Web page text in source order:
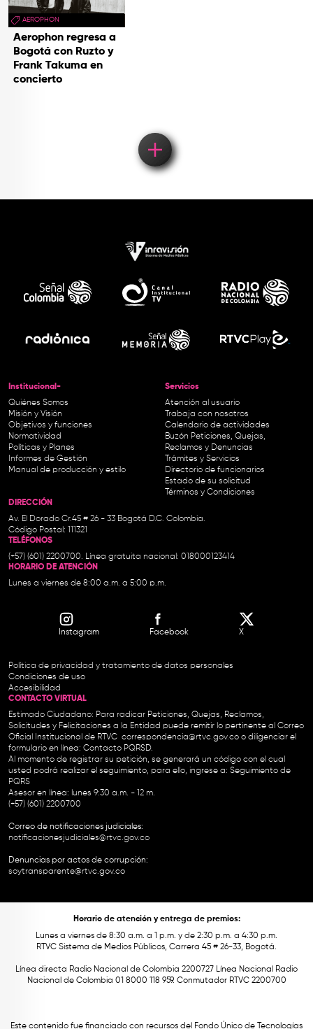
AEROPHON
Aerophon regresa a
Bogotá con Ruzto y
Frank Takuma en
concierto
Institucional-
Quiénes Somos
Misión y Visión
Objetivos y funciones
Normatividad
Políticas y Planes
Informes de Gestión
Manual de producción y estilo
Servicios
Atención al usuario
Trabaja con nosotros
Calendario de actividades
Buzón Peticiones, Quejas,
Reclamos y Denuncias
Trámites y Servicios
Directorio de funcionarios
Estado de su solicitud
Términos y Condiciones
DIRECCIÓN
Av. El Dorado Cr.45 # 26 - 33 Bogotá D.C. Colombia.
Código Postal: 111321
TELÉFONOS
(+57) (601) 2200700. Línea gratuita nacional: 018000123414
HORARIO DE ATENCIÓN
Lunes a viernes de 8:00 a.m. a 5:00 p.m.
Instagram Facebook X
Política de privacidad y tratamiento de datos personales
Condiciones de uso
Accesibilidad
CONTACTO VIRTUAL
Estimado Ciudadano: Para radicar Peticiones, Quejas, Reclamos,
Solicitudes y Felicitaciones a la Entidad puede remitir lo pertinente al Correo
Oficial Institucional de RTVC correspondencia@rtvc.gov.co o diligenciar el
formulario en línea: Contacto PQRSD.
Al momento de registrar su petición, se generará un código con el cual
usted podrá realizar el seguimiento, para ello, ingrese a: Seguimiento de
PQRS
Asesor en línea: lunes 9:30 a.m. - 12 m.
(+57) (601) 2200700
Correo de notificaciones judiciales:
notificacionesjudiciales@rtvc.gov.co
Denuncias por actos de corrupción:
soytransparente@rtvc.gov.co
Horario de atención y entrega de premios:
Lunes a viernes de 8:30 a.m. a 1 p.m. y de 2:30 p.m. a 4:30 p.m.
RTVC Sistema de Medios Públicos, Carrera 45 # 26-33, Bogotá.
Línea directa Radio Nacional de Colombia 2200727 Línea Nacional Radio
Nacional de Colombia 01 8000 118 959. Conmutador RTVC 2200700
Este contenido fue financiado con recursos del Fondo Único de Tecnologías